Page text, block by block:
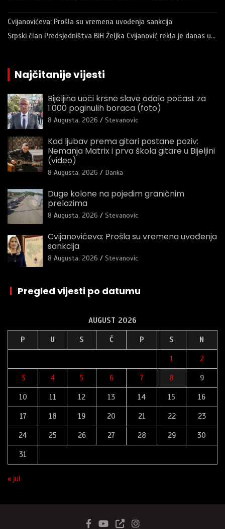
Cvijanovićeva: Prošla su vremena uvođenja sankcija
Srpski član Predsjedništva BiH Željka Cvijanović rekla je danas u…
Najčitanije vijesti
Bijeljina uoči krsne slave odala počast za
1.000 poginulih boraca (foto)
8 Augusta, 2026 Stevanovic
Kad ljubav prema gitari postane poziv:
Nemanja Matrix i prva škola gitare u Bijeljini
(video)
8 Augusta, 2026 Danka
Duge kolone na pojedim graničnim
prelazima
8 Augusta, 2026 Stevanovic
Cvijanovićeva: Prošla su vremena uvođenja
sankcija
8 Augusta, 2026 Stevanovic
| Pregled vijesti po datumu
AUGUST 2026
P U S Č P S N
1 2
3 4 5 6 7 8 9
10 11 12 13 14 15 16
17 18 19 20 21 22 23
24 25 26 27 28 29 30
31
« jul